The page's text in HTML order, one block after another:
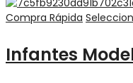
Compra Rápida
Infantes